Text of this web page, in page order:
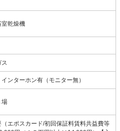
室乾燥機
ス
ンターホン有（モニター無）
場
（エポスカード/初回保証料賃料共益費等